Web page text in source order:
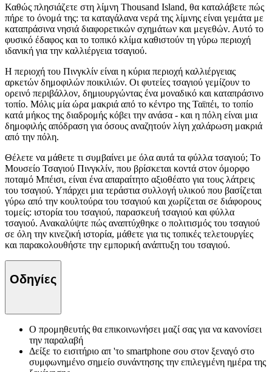
Καθώς πλησιάζετε στη λίμνη Thousand Island, θα καταλάβετε πώς
πήρε το όνομά της: τα καταγάλανα νερά της λίμνης είναι γεμάτα με
καταπράσινα νησιά διαφορετικών σχημάτων και μεγεθών. Αυτό το
φυσικό έδαφος και το τοπικό κλίμα καθιστούν τη γύρω περιοχή
ιδανική για την καλλιέργεια τσαγιού.
Η περιοχή του Πινγκλίν είναι η κύρια περιοχή καλλιέργειας
αρκετών δημοφιλών ποικιλιών. Οι φυτείες τσαγιού γεμίζουν το
ορεινό περιβάλλον, δημιουργώντας ένα μοναδικό και καταπράσινο
τοπίο. Μόλις μία ώρα μακριά από το κέντρο της Ταϊπέι, το τοπίο
κατά μήκος της διαδρομής κόβει την ανάσα - και η πόλη είναι μια
δημοφιλής απόδραση για όσους αναζητούν λίγη χαλάρωση μακριά
από την πόλη.
Θέλετε να μάθετε τι συμβαίνει με όλα αυτά τα φύλλα τσαγιού; Το
Μουσείο Τσαγιού Πινγκλίν, που βρίσκεται κοντά στον όμορφο
ποταμό Μπέισι, είναι ένα απαραίτητο αξιοθέατο για τους λάτρεις
του τσαγιού. Υπάρχει μια τεράστια συλλογή υλικού που βασίζεται
γύρω από την κουλτούρα του τσαγιού και χωρίζεται σε διάφορους
τομείς: ιστορία του τσαγιού, παρασκευή τσαγιού και φύλλα
τσαγιού. Ανακαλύψτε πώς αναπτύχθηκε ο πολιτισμός του τσαγιού
σε όλη την κινεζική ιστορία, μάθετε για τις τοπικές τελετουργίες
και παρακολουθήστε την εμπορική ανάπτυξη του τσαγιού.
Οδηγίες
Ο προμηθευτής θα επικοινωνήσει μαζί σας για να κανονίσει
την παραλαβή
Δείξε το εισιτήριο απ 'το smartphone σου στον ξεναγό στο
συμφωνημένο σημείο συνάντησης την επιλεγμένη ημέρα της